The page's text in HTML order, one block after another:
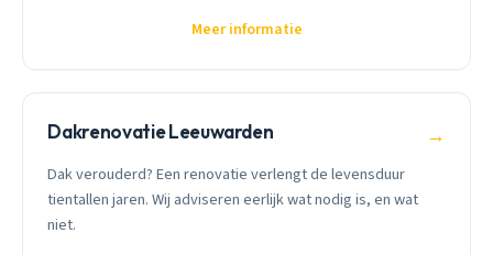
Meer informatie
Dakrenovatie Leeuwarden →
Dak verouderd? Een renovatie verlengt de levensduur
tientallen jaren. Wij adviseren eerlijk wat nodig is, en wat
niet.